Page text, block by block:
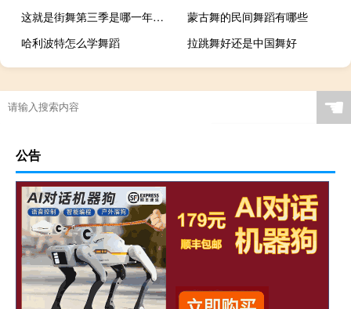
这就是街舞第三季是哪一年录制的
蒙古舞的民间舞蹈有哪些
哈利波特怎么学舞蹈
拉跳舞好还是中国舞好
☚
公告